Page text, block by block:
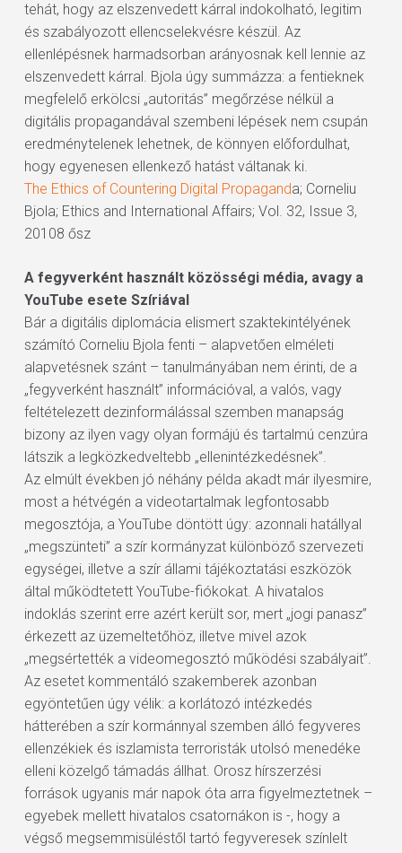
tehát, hogy az elszenvedett kárral indokolható, legitim
és szabályozott ellencselekvésre készül. Az
ellenlépésnek harmadsorban arányosnak kell lennie az
elszenvedett kárral. Bjola úgy summázza: a fentieknek
megfelelő erkölcsi „autoritás” megőrzése nélkül a
digitális propagandával szembeni lépések nem csupán
eredménytelenek lehetnek, de könnyen előfordulhat,
hogy egyenesen ellenkező hatást váltanak ki.
The Ethics of Countering Digital Propaganda; Corneliu
Bjola; Ethics and International Affairs; Vol. 32, Issue 3,
20108 ősz
A fegyverként használt közösségi média, avagy a
YouTube esete Szíriával
Bár a digitális diplomácia elismert szaktekintélyének
számító Corneliu Bjola fenti – alapvetően elméleti
alapvetésnek szánt – tanulmányában nem érinti, de a
„fegyverként használt” információval, a valós, vagy
feltételezett dezinformálással szemben manapság
bizony az ilyen vagy olyan formájú és tartalmú cenzúra
látszik a legközkedveltebb „ellenintézkedésnek”.
Az elmúlt években jó néhány példa akadt már ilyesmire,
most a hétvégén a videotartalmak legfontosabb
megosztója, a YouTube döntött úgy: azonnali hatállyal
„megszünteti” a szír kormányzat különböző szervezeti
egységei, illetve a szír állami tájékoztatási eszközök
által működtetett YouTube-fiókokat. A hivatalos
indoklás szerint erre azért került sor, mert „jogi panasz”
érkezett az üzemeltetőhöz, illetve mivel azok
„megsértették a videomegosztó működési szabályait”.
Az esetet kommentáló szakemberek azonban
egyöntetűen úgy vélik: a korlátozó intézkedés
hátterében a szír kormánnyal szemben álló fegyveres
ellenzékiek és iszlamista terroristák utolsó menedéke
elleni közelgő támadás állhat. Orosz hírszerzési
források ugyanis már napok óta arra figyelmeztetnek –
egyebek mellett hivatalos csatornákon is -, hogy a
végső megsemmisüléstől tartó fegyveresek színlelt